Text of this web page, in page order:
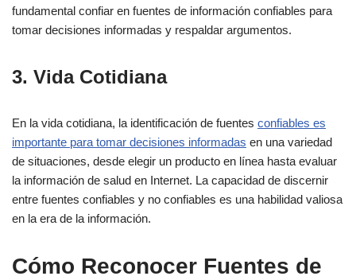
fundamental confiar en fuentes de información confiables para
tomar decisiones informadas y respaldar argumentos.
3. Vida Cotidiana
En la vida cotidiana, la identificación de fuentes confiables es
importante para tomar decisiones informadas en una variedad
de situaciones, desde elegir un producto en línea hasta evaluar
la información de salud en Internet. La capacidad de discernir
entre fuentes confiables y no confiables es una habilidad valiosa
en la era de la información.
Cómo Reconocer Fuentes de